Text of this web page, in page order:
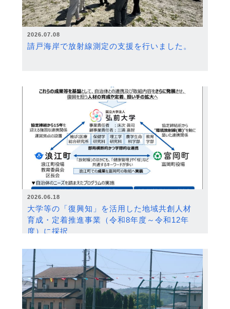
2026.07.08
請戸海岸で放射線測定の支援を行いました。
2026.06.18
大学等の「復興知」を活用した地域共創人材
育成・定着推進事業（令和8年度～令和12年
度）に採択